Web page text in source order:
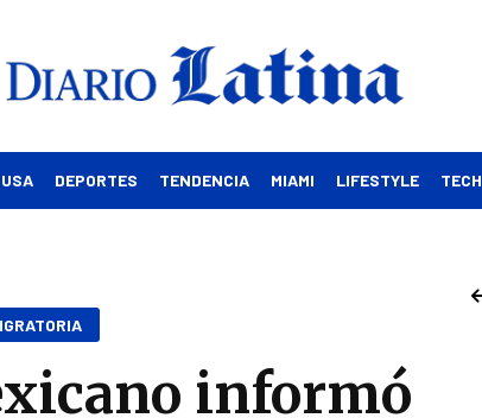
DEPORTES TENDENCIA MIAMI LIFESTYLE TECH
informó